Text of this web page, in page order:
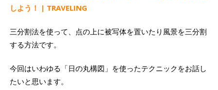
しよう！ | TRAVELING
三分割法を使って、点の上に被写体を置いたり風景を三分割
する方法です。
今回はいわゆる「日の丸構図」を使ったテクニックをお話し
たいと思います。